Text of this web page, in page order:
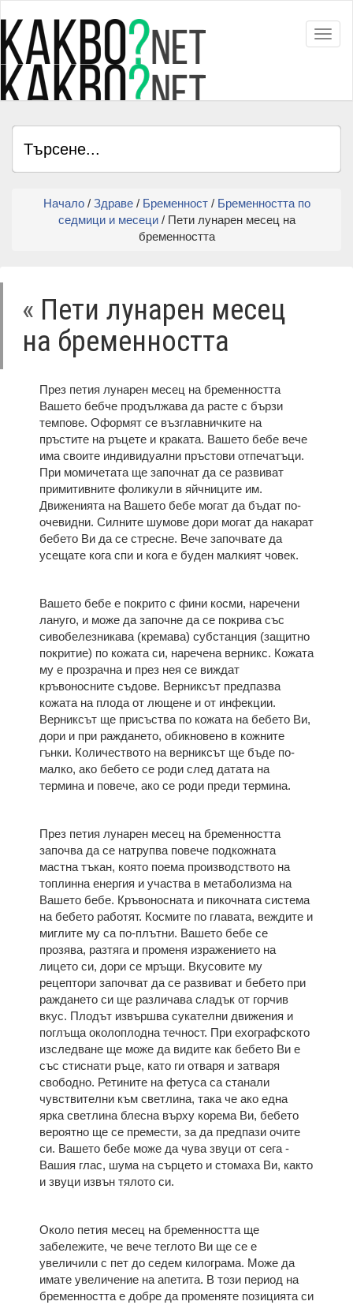
Начало/ Здраве/ Бременност/ Бременността по
седмици и месеци/ Пети лунарен месец на
бременността
« Пети лунарен месец
на бременността
През петия лунарен месец на бременността
Вашето бебче продължава да расте с бързи
темпове. Оформят се възглавничките на
пръстите на ръцете и краката. Вашето бебе вече
има своите индивидуални пръстови отпечатъци.
При момичетата ще започнат да се развиват
примитивните фоликули в яйчниците им.
Движенията на Вашето бебе могат да бъдат по-
очевидни. Силните шумове дори могат да накарат
бебето Ви да се стресне. Вече започвате да
усещате кога спи и кога е буден малкият човек.
Вашето бебе е покрито с фини косми, наречени
лануго, и може да започне да се покрива със
сивобелезникава (кремава) субстанция (защитно
покритие) по кожата си, наречена верникс. Кожата
му е прозрачна и през нея се виждат
кръвоносните съдове. Верниксът предпазва
кожата на плода от лющене и от инфекции.
Верниксът ще присъства по кожата на бебето Ви,
дори и при раждането, обикновено в кожните
гънки. Количеството на верниксът ще бъде по-
малко, ако бебето се роди след датата на
термина и повече, ако се роди преди термина.
През петия лунарен месец на бременността
започва да се натрупва повече подкожната
мастна тъкан, която поема производството на
топлинна енергия и участва в метаболизма на
Вашето бебе. Кръвоносната и пикочната система
на бебето работят. Космите по главата, веждите и
миглите му са по-плътни. Вашето бебе се
прозява, разтяга и променя изражението на
лицето си, дори се мръщи. Вкусовите му
рецептори започват да се развиват и бебето при
раждането си ще различава сладък от горчив
вкус. Плодът извършва сукателни движения и
поглъща околоплодна течност. При ехографското
изследване ще може да видите как бебето Ви е
със стиснати ръце, като ги отваря и затваря
свободно. Ретините на фетуса са станали
чувствителни към светлина, така че ако една
ярка светлина блесна върху корема Ви, бебето
вероятно ще се премести, за да предпази очите
си. Вашето бебе може да чува звуци от сега -
Вашия глас, шума на сърцето и стомаха Ви, както
и звуци извън тялото си.
Около петия месец на бременността ще
забележите, че вече теглото Ви ще се е
увеличили с пет до седем килограма. Може да
имате увеличение на апетита. В този период на
бременността е добре да променяте позицията си